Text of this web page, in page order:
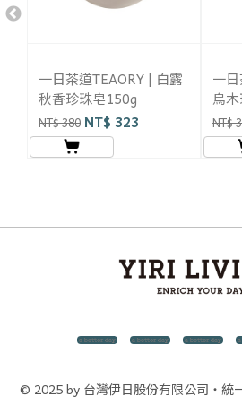
一日茶道TEAORY | 白露
秋香珍珠皂150g
NT$ 380 NT$ 323
一
烏
NT$
© 2025 by 台灣伊日股份有限公司・統